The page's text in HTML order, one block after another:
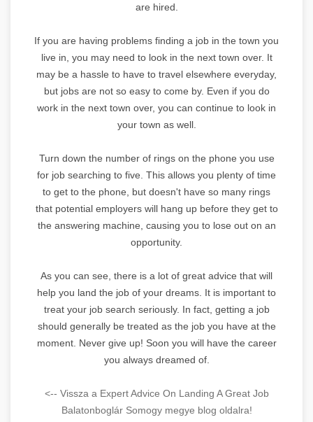
are hired.
If you are having problems finding a job in the town you
live in, you may need to look in the next town over. It
may be a hassle to have to travel elsewhere everyday,
but jobs are not so easy to come by. Even if you do
work in the next town over, you can continue to look in
your town as well.
Turn down the number of rings on the phone you use
for job searching to five. This allows you plenty of time
to get to the phone, but doesn't have so many rings
that potential employers will hang up before they get to
the answering machine, causing you to lose out on an
opportunity.
As you can see, there is a lot of great advice that will
help you land the job of your dreams. It is important to
treat your job search seriously. In fact, getting a job
should generally be treated as the job you have at the
moment. Never give up! Soon you will have the career
you always dreamed of.
<-- Vissza a Expert Advice On Landing A Great Job
Balatonboglár Somogy megye blog oldalra!